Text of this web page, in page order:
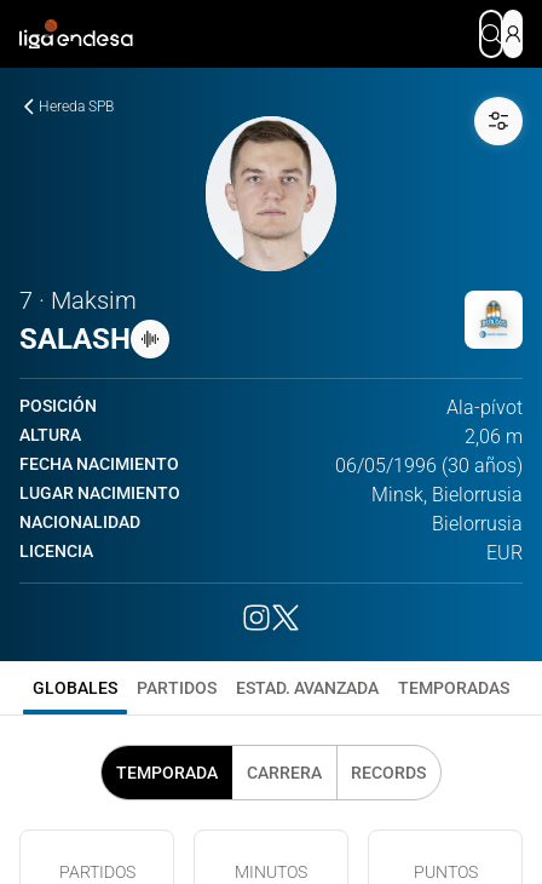
Hereda SPB
7 · Maksim
SALASH
POSICIÓN Ala-pívot
ALTURA 2,06 m
FECHA NACIMIENTO 06/05/1996 (30 años)
LUGAR NACIMIENTO Minsk, Bielorrusia
NACIONALIDAD Bielorrusia
LICENCIA EUR
GLOBALES PARTIDOS ESTAD. AVANZADA TEMPORADAS
TEMPORADA CARRERA RECORDS
PARTIDOS MINUTOS PUNTOS